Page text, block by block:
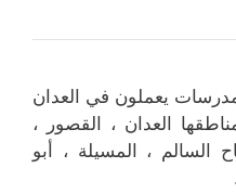
يعملون في العدان
العدان ، القصور ،
السالم ، المسيلة ، أبو